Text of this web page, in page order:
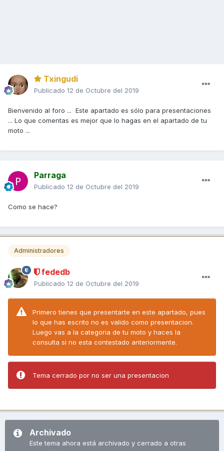
Txingudi
Publicado 12 de Octubre del 2019
Bienvenido al foro ... Este apartado es sólo para presentaciones
... Lo que comentas es mejor que lo hagas en el apartado de tu
moto ...
Parraga
Publicado 12 de Octubre del 2019
Como se hace?
Administradores
fededb
Publicado 12 de Octubre del 2019
Primero tienes que presentarte en este apartado, pues
lo que has escrito no es valido como presentacion.
Luego vas a la categoria de tu moto y haces la
consulta si no esta contestado anteriormente.
Tema cerrado por no ser una presentacion
Archivado
Este tema ahora está archivado y cerrado a otras